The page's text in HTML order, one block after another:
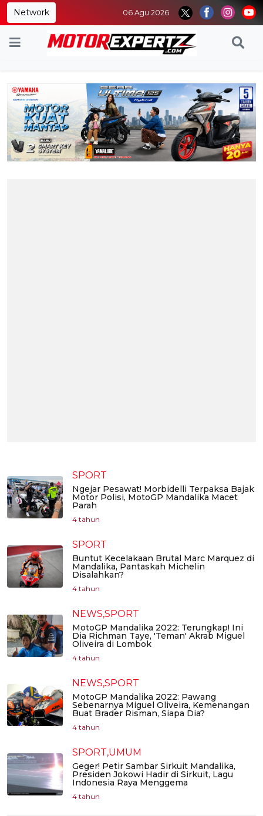
Network 06 Agu 2026
SPORT
Ngejar Pesawat! Morbidelli Terpaksa Bajak
Motor Polisi, MotoGP Mandalika Macet
Parah
4 tahun
SPORT
Buntut Kecelakaan Brutal Marc Marquez di
Mandalika, Pantaskah Michelin
Disalahkan?
4 tahun
NEWS,SPORT
MotoGP Mandalika 2022: Terungkap! Ini
Dia Richman Taye, 'Teman' Akrab Miguel
Oliveira di Lombok
4 tahun
NEWS,SPORT
MotoGP Mandalika 2022: Pawang
Sebenarnya Miguel Oliveira, Kemenangan
Buat Brader Risman, Siapa Dia?
4 tahun
SPORT,UMUM
Geger! Petir Sambar Sirkuit Mandalika,
Presiden Jokowi Hadir di Sirkuit, Lagu
Indonesia Raya Menggema
4 tahun